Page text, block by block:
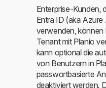
Enterprise-Kunden,
Entra ID (aka
verwenden, können
Tenant mit Planio
kann optional die
von Benutzern in
passwortbasierte
deaktiviert werden.